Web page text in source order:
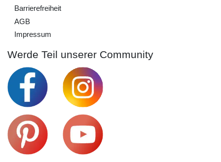
Barrierefreiheit
AGB
Impressum
Werde Teil unserer Community